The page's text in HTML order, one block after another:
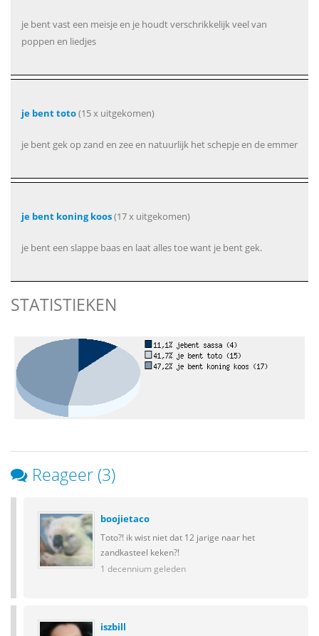
je bent vast een meisje en je houdt verschrikkelijk veel van
poppen en liedjes
je bent toto(15 x uitgekomen)
je bent gek op zand en zee en natuurlijk het schepje en de emmer
je bent koning koos(17 x uitgekomen)
je bent een slappe baas en laat alles toe want je bent gek.
STATISTIEKEN
Reageer (3)
boojietaco
Toto?! ik wist niet dat 12 jarige naar het
zandkasteel keken?!
1 decennium geleden
iszbill